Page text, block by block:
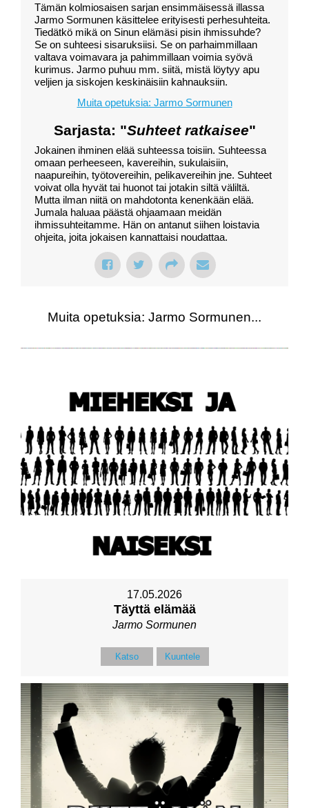
Tämän kolmiosaisen sarjan ensimmäisessä illassa
Jarmo Sormunen käsittelee erityisesti perhesuhteita.
Tiedätkö mikä on Sinun elämäsi pisin ihmissuhde?
Se on suhteesi sisaruksiisi. Se on parhaimmillaan
valtava voimavara ja pahimmillaan voimia syövä
kurimus. Jarmo puhuu mm. siitä, mistä löytyy apu
veljien ja siskojen keskinäisiin kahnauksiin.
Muita opetuksia: Jarmo Sormunen
Sarjasta: "Suhteet ratkaisee"
Jokainen ihminen elää suhteessa toisiin. Suhteessa
omaan perheeseen, kavereihin, sukulaisiin,
naapureihin, työtovereihin, pelikavereihin jne. Suhteet
voivat olla hyvät tai huonot tai jotakin siltä väliltä.
Mutta ilman niitä on mahdotonta kenenkään elää.
Jumala haluaa päästä ohjaamaan meidän
ihmissuhteitamme. Hän on antanut siihen loistavia
ohjeita, joita jokaisen kannattaisi noudattaa.
Muita opetuksia: Jarmo Sormunen...
17.05.2026
Täyttä elämää
Jarmo Sormunen
Katso Kuuntele